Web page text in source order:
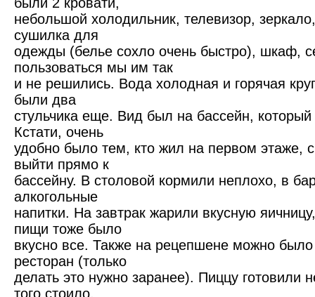
небольшой холодильник, телевизор,
сушилка для
одежды (белье сохло очень быстро), шкаф,
пользоваться мы им так
и не решились. Вода холодная и горячая
были два
стульчика еще. Вид был на бассейн, который
Кстати, очень
удобно было тем, кто жил на первом этаже,
выйти прямо к
бассейну. В столовой кормили неплохо, в
алкогольные
напитки. На завтрак жарили вкусную
пищи тоже было
вкусно все. Также на рецепшене можно было
ресторан (только
делать это нужно заранее). Пиццу готовили
того стоило,